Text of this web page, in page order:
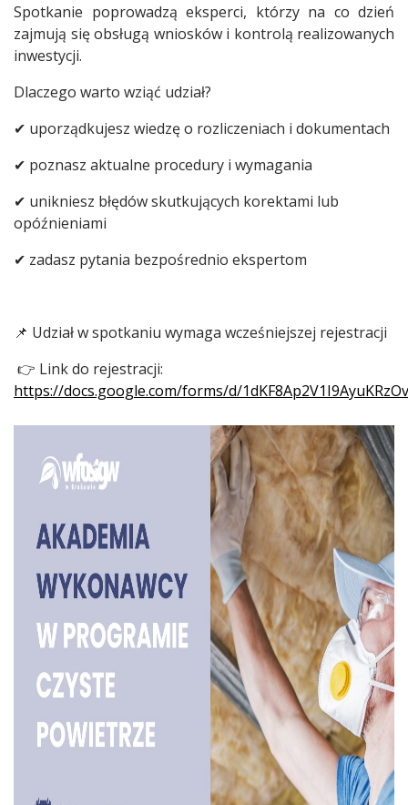
Spotkanie poprowadzą eksperci, którzy na co dzień
zajmują się obsługą wniosków i kontrolą realizowanych
inwestycji.
Dlaczego warto wziąć udział?
✔ uporządkujesz wiedzę o rozliczeniach i dokumentach
✔ poznasz aktualne procedury i wymagania
✔ unikniesz błędów skutkujących korektami lub
opóźnieniami
✔ zadasz pytania bezpośrednio ekspertom
📌 Udział w spotkaniu wymaga wcześniejszej rejestracji
👉 Link do rejestracji:
https://docs.google.com/forms/d/